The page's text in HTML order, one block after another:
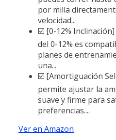
por milla
velocidad...
☑️ [0-12%
del 0-12% es
planes de
una...
☑️ [Amortiguación
permite ajustar la
suave y firme para
preferencias....
Ver en Amazon